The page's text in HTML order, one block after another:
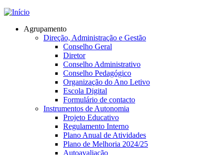
Jump to navigation
Agrupamento
Direção, Administração e Gestão
Conselho Geral
Diretor
Conselho Administrativo
Conselho Pedagógico
Organização do Ano Letivo
Escola Digital
Formulário de contacto
Instrumentos de Autonomia
Projeto Educativo
Regulamento Interno
Plano Anual de Atividades
Plano de Melhoria 2024/25
Autoavaliação